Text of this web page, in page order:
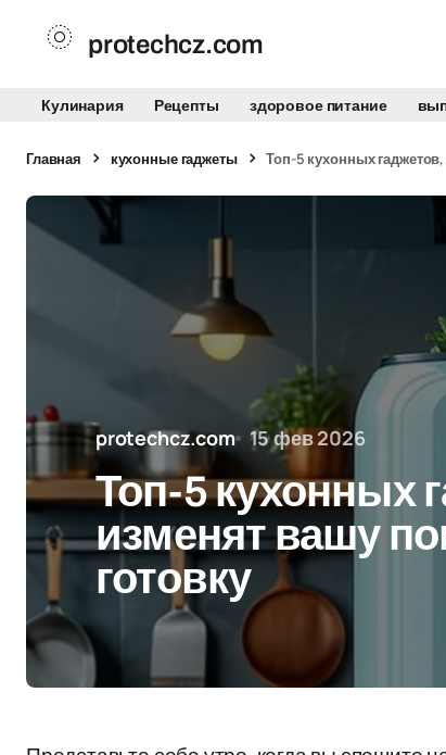
protechcz.com
Кулинария Рецепты здоровое питание
Главная кухонные гаджеты Топ-5 кухонных
protechcz.com 15 фев 2026
Топ-5 кухонных
изменят вашу
готовку